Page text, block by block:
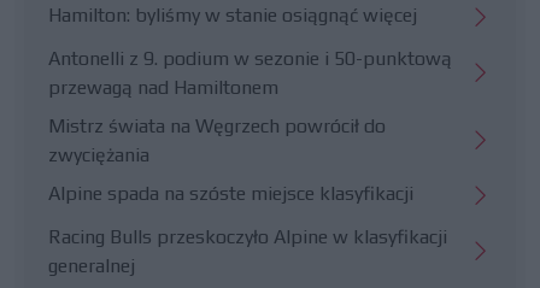
Hamilton: byliśmy w stanie osiągnąć więcej
Antonelli z 9. podium w sezonie i 50-punktową
przewagą nad Hamiltonem
Mistrz świata na Węgrzech powrócił do
zwyciężania
Alpine spada na szóste miejsce klasyfikacji
Racing Bulls przeskoczyło Alpine w klasyfikacji
generalnej